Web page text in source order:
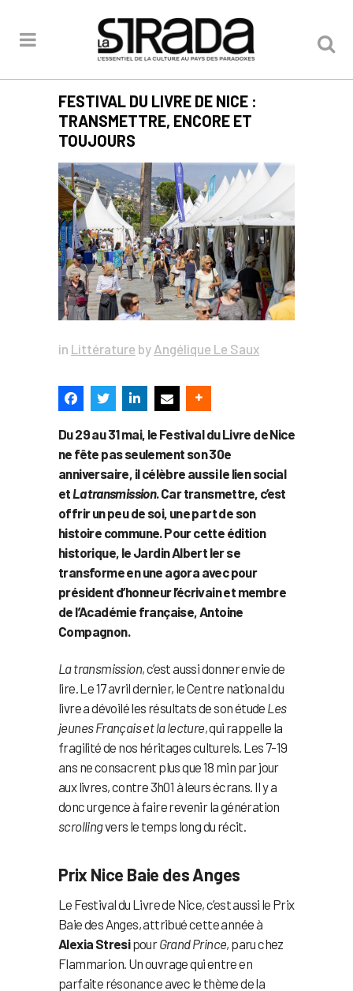
FESTIVAL DU LIVRE DE NICE :
TRANSMETTRE, ENCORE ET
TOUJOURS
in Littérature by Angélique Le Saux
Du 29 au 31 mai, le Festival du Livre de Nice
ne fête pas seulement son 30e
anniversaire, il célèbre aussi le lien social
et La transmission. Car transmettre, c’est
offrir un peu de soi, une part de son
histoire commune. Pour cette édition
historique, le Jardin Albert Ier se
transforme en une agora avec pour
président d’honneur l’écrivain et membre
de l’Académie française, Antoine
Compagnon.
La transmission, c’est aussi donner envie de
lire. Le 17 avril dernier, le Centre national du
livre a dévoilé les résultats de son étude Les
jeunes Français et la lecture, qui rappelle la
fragilité de nos héritages culturels. Les 7-19
ans ne consacrent plus que 18 min par jour
aux livres, contre 3h01 à leurs écrans. Il y a
donc urgence à faire revenir la génération
scrollingvers le temps long du récit.
Prix Nice Baie des Anges
Le Festival du Livre de Nice, c’est aussi le Prix
Baie des Anges, attribué cette année à
Alexia StresipourGrand Prince, paru chez
Flammarion. Un ouvrage qui entre en
parfaite résonance avec le thème de la